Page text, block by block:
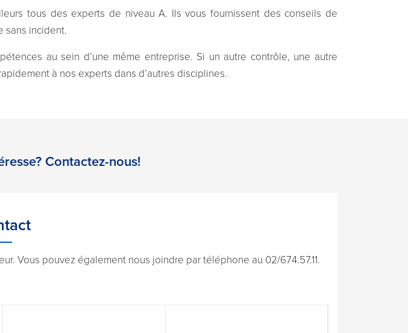
tous des experts de niveau A. Ils vous fournissent des conseils de
sans incident.
au sein d’une même entreprise. Si un autre contrôle, une autre
à nos experts dans d’autres disciplines.
Contactez-nous!
Vous pouvez également nous joindre par téléphone au 02/674.57.11.